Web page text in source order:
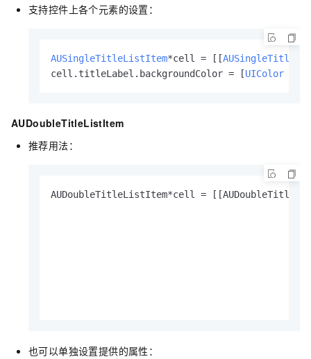
支持控件上各个元素的设置：
AUSingleTitleListItem*cell = [[
cell.titleLabel.backgroundColor = [UIColor
AUDoubleTitleListItem
推荐用法：
AUDoubleTitleListItem*cell =
也可以单独设置提供的属性：